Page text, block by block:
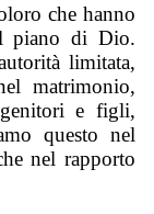
che hanno
piano di Dio.
limitata,
matrimonio,
e figli,
questo nel
nel rapporto